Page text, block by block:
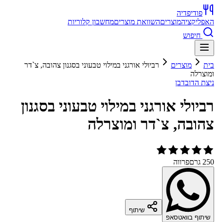
פודיפדיה
האפליקציהמוצריםהשוואת מוצריםמחשבון קלוריות
חיפוש
בית מוצרים
רביולי אורגני במילוי טבעוני בסגנון צהובה, צ`דר
ומוצרלה
ניצת הדובדבן
רביולי אורגני במילוי טבעוני בסגנון
צהובה, צ`דר ומוצרלה
250 גרם פרווה
שיתוף בוואטסאפ
שיתוף